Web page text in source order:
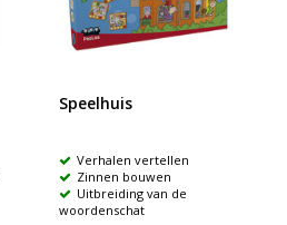
Speelhuis
Verhalen vertellen
Zinnen bouwen
Uitbreiding van de
woordenschat